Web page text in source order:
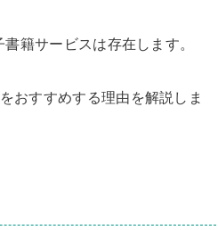
籍サービスは存在します。
おすすめする理由を解説しま